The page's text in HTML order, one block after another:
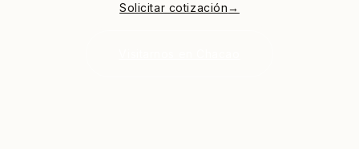
Solicitar cotización→